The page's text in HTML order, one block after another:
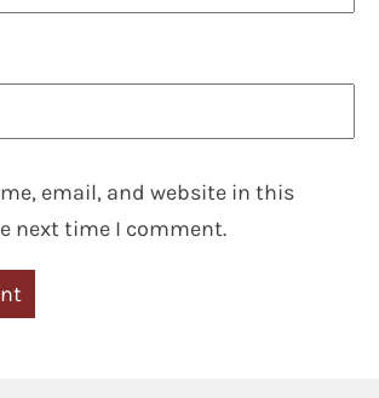
email, and website in this
next time I comment.